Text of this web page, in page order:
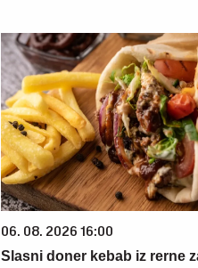
06. 08. 2026 16:00
Slasni doner kebab iz rerne